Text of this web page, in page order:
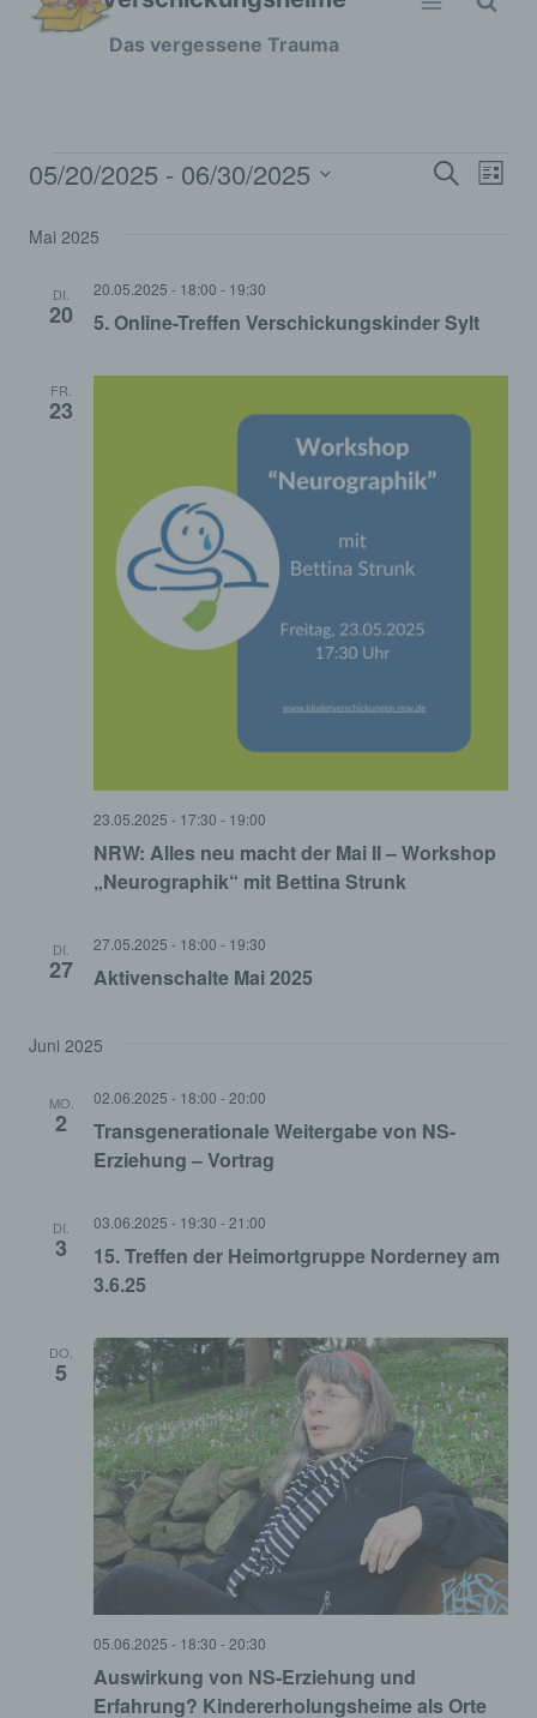
Zum
Das vergessene Trauma
Veranstaltungen SucheListe
05/20/2025 - 06/30/2025
wählen.
Mai 2025
DI.
20 5. Online-Treffen Verschickungskinder Sylt
20.05.2025 - 18:00 - 19:30
FR.
23
NRW: Alles neu macht der Mai II – Workshop
„Neurographik“ mit Bettina Strunk
23.05.2025 - 17:30 - 19:00
DI.
27 Aktivenschalte Mai 2025
27.05.2025 - 18:00 - 19:30
Juni 2025
MO.
2
Transgenerationale Weitergabe von NS-
Erziehung – Vortrag
02.06.2025 - 18:00 -20:00
DI.
3
15. Treffen der Heimortgruppe Norderney am
3.6.25
03.06.2025 - 19:30 -21:00
DO.
5
Auswirkung von NS-Erziehung und
Erfahrung? Kindererholungsheime als Orte
05.06.2025 - 18:30 -20:30